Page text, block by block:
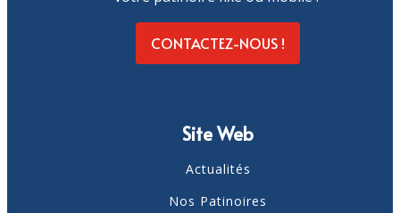
CONTACTEZ-NOUS !
Site Web
Actualités
Nos Patinoires